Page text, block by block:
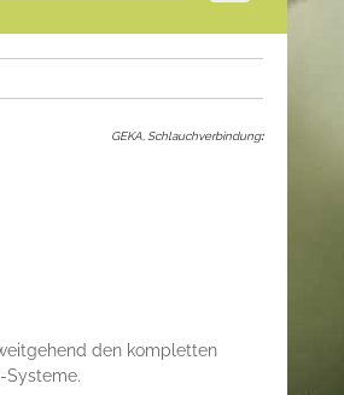
GEKA, Schlauchverbindung:
den kompletten
Systeme.